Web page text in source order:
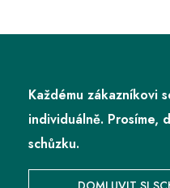
Každému zákazníkovi
individuálně. Prosíme,
schůzku.